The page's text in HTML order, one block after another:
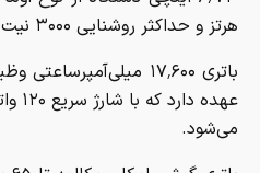
هرتز و حداکثر روشنایی ۳۰۰۰ نیت است.
می‌شود.